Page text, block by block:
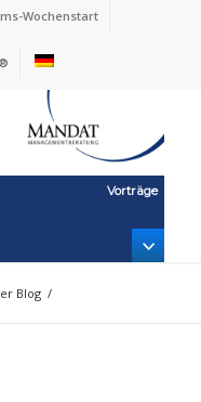
Wochenstart
Vorträge
Blog /